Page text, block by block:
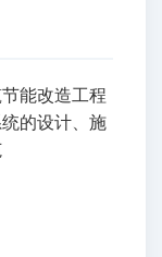
能改造工程
的设计、施